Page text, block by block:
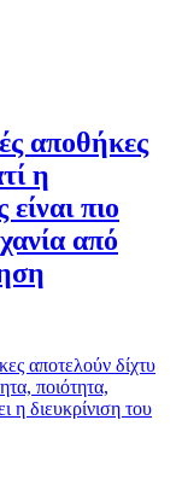
αποθήκες
η
πιο
από
αποτελούν δίχτυ
ποιότητα,
η διευκρίνιση του